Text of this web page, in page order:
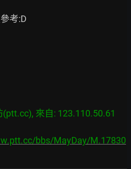
考:D
來自: 123.110.50.61
bbs/MayDay/M.17830